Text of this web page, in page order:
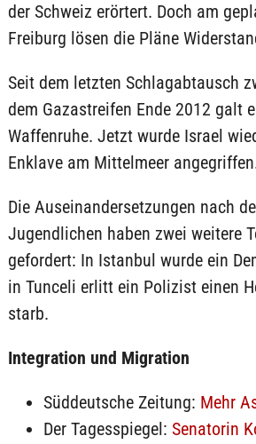
der Schweiz erörtert. Doch am
Freiburg lösen die Pläne
Seit dem letzten Schlagabtausch
dem Gazastreifen Ende 2012 galt
Waffenruhe. Jetzt wurde Israel
Enklave am Mittelmeer
Die Auseinandersetzungen nach
Jugendlichen haben zwei weitere
gefordert: In Istanbul wurde ein
in Tunceli erlitt ein Polizist einen
starb.
Integration und Migration
Süddeutsche Zeitung: Mehr
Der Tagesspiegel: Senatorin